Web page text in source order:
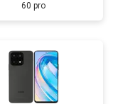
60 pro